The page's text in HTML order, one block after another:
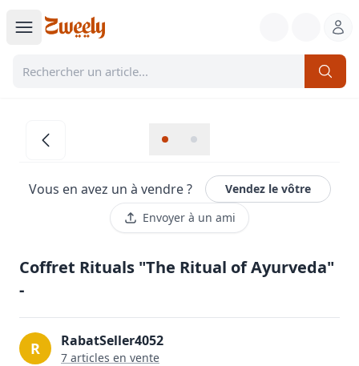
Vous en avez un à vendre ?
Vendez le vôtre
Envoyer à un ami
Coffret Rituals "The Ritual of Ayurveda"
-
R RabatSeller4052
7 articles en vente